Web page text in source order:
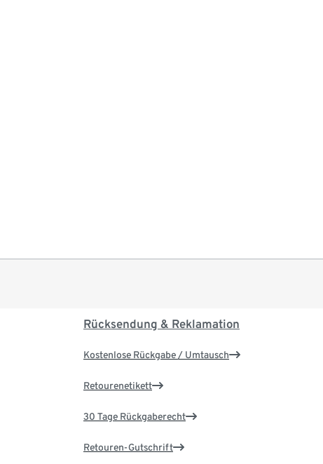
Rücksendung & Reklamation
Kostenlose Rückgabe / Umtausch
Retourenetikett
30 Tage Rückgaberecht
Retouren-Gutschrift